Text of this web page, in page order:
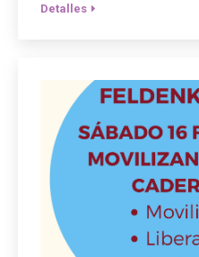
Detalles